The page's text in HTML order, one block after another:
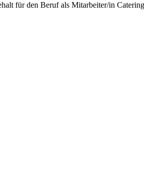
für den Beruf als Mitarbeiter/in